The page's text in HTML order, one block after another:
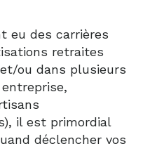
eu des carrières
retraites
ou dans plusieurs
il est primordial
déclencher vos